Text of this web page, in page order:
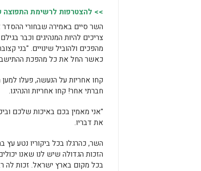
>> להצטרפות לרשימת התפוצה
השר סיים באמירה שבחורי ההסדר
צריכים להיות המנהיגים וכבר
מהפכים ולהוביל שינויים. "בני
כאשר החל את כל מהפכת
קחו אחריות על הנעשה, פעלו למען
חברתי אחר! קחו אחריות והנהיגו.
"אני מאמין בכם באיכות שלכם
את דבריו.
השר, כהרגלו בכל ביקוריו נטע עץ
הזכות הגדולה שיש לנו שאנו
בכל מקום בארץ ישראל. זכות לה